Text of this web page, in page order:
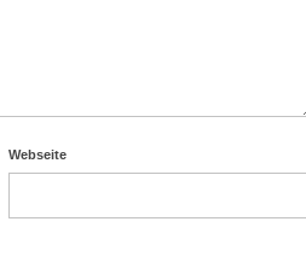
Webseite